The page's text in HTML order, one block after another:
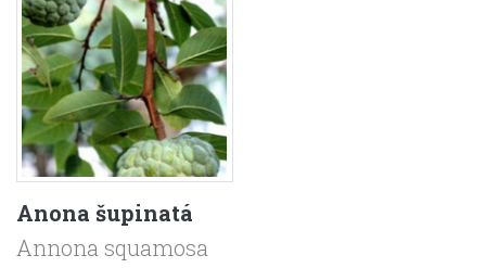
Anona šupinatá
Annona squamosa